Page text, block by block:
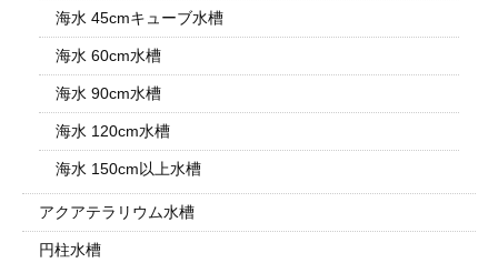
海水 45cmキューブ水槽
海水 60cm水槽
海水 90cm水槽
海水 120cm水槽
海水 150cm以上水槽
アクアテラリウム水槽
円柱水槽